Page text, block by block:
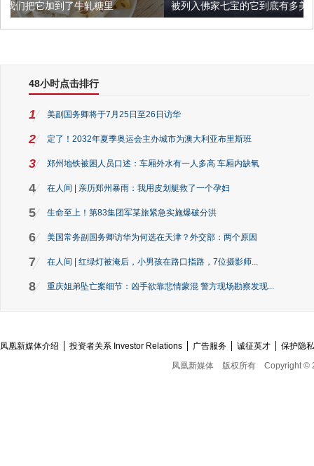
里 被列入佛家七宝的它到底有多美？
48小时点击排行
1 美副国务卿将于7月25日至26日访华
2 定了！2032年夏季奥运会主办城市为澳大利亚布里斯班
3 郑州地铁被困人员口述：车厢外水有一人多高 车厢内缺氧
4 在人间 | 亲历郑州暴雨：我用皮划艇救了一个孕妇
5 生命至上！第83集团军某旅紧急实施爆破分洪
6 美国常务副国务卿访华为何选在天津？外交部：两个原因
7 在人间 | 红绿灯被淹后，小男孩在路口指路，7位摄影师...
8 重庆姐弟坠亡案细节：凶手欲靠悲情蒙混 警方现场勘察发现...
凤凰新媒体介绍 投资者关系 Investor Relations 广告服务 诚征英才
保护隐
凤凰新媒体
版权所有 Copyright ©